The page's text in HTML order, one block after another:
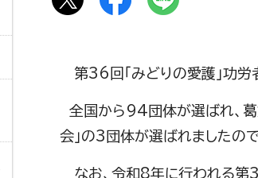
第36回「みどりの愛護」功労
全国から94団体が選ばれ、葛
会」の3団体が選ばれましたの
なお、令和8年に行われる第